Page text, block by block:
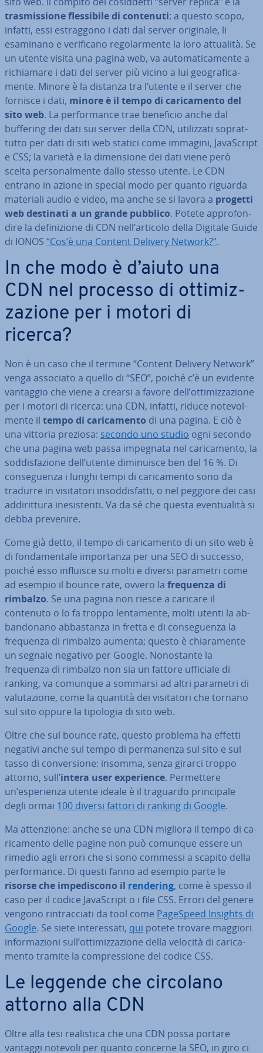
tra­smis­sio­ne fles­si­bi­le di contenuti: a questo scopo,
infatti, essi estrag­go­no i dati dal server originale, li
esaminano e ve­ri­fi­ca­no re­go­lar­men­te la loro attualità. Se
un utente visita una pagina web, va au­to­ma­ti­ca­men­te a
ri­chia­ma­re i dati del server più vicino a lui geo­gra­fi­ca­
men­te. Minore è la distanza tra l’utente e il server che
fornisce i dati, minore è il tempo di ca­ri­ca­men­to del
sito web. La per­for­man­ce trae beneficio anche dal
buffering dei dati sui server della CDN, uti­liz­za­ti so­prat­
tut­to per dati di siti web statici come immagini, Ja­va­Script
e CSS; la varietà e la di­men­sio­ne dei dati viene però
scelta per­so­nal­men­te dallo stesso utente. Le CDN
entrano in azione in special modo per quanto riguarda
materiali audio e video, ma anche se si lavora a progetti
web destinati a un grande pubblico. Potete ap­pro­fon­
di­re la de­fi­ni­zio­ne di CDN nell’articolo della Digitale Guide
di IONOS “Cos’è una Content Delivery Network?”.
In che modo è d’aiuto una
CDN nel processo di ot­ti­miz­
za­zio­ne per i motori di
ricerca?
Non è un caso che il termine “Content Delivery Network”
venga associato a quello di “SEO”, poiché c’è un evidente
vantaggio che viene a crearsi a favore dell’ot­ti­miz­za­zio­ne
per i motori di ricerca: una CDN, infatti, riduce no­te­vol­
men­te il tempo di ca­ri­ca­men­to di una pagina. E ciò è
una vittoria preziosa: secondo uno studio ogni secondo
che una pagina web passa impegnata nel ca­ri­ca­men­to, la
sod­di­sfa­zio­ne dell’utente di­mi­nui­sce ben del 16 %. Di
con­se­guen­za i lunghi tempi di ca­ri­ca­men­to sono da
tradurre in vi­si­ta­to­ri in­sod­di­sfat­ti, o nel peggiore dei casi
ad­di­rit­tu­ra ine­si­sten­ti. Va da sé che questa even­tua­li­tà si
debba prevenire.
Come già detto, il tempo di ca­ri­ca­men­to di un sito web è
di fon­da­men­ta­le im­por­tan­za per una SEO di successo,
poiché esso influisce su molti e diversi parametri come
ad esempio il bounce rate, ovvero la frequenza di
rimbalzo. Se una pagina non riesce a caricare il
contenuto o lo fa troppo len­ta­men­te, molti utenti la ab­
ban­do­na­no ab­ba­stan­za in fretta e di con­se­guen­za la
frequenza di rimbalzo aumenta; questo è chia­ra­men­te
un segnale negativo per Google. No­no­stan­te la
frequenza di rimbalzo non sia un fattore ufficiale di
ranking, va comunque a sommarsi ad altri parametri di
va­lu­ta­zio­ne, come la quantità dei vi­si­ta­to­ri che tornano
sul sito oppure la tipologia di sito web.
Oltre che sul bounce rate, questo problema ha effetti
negativi anche sul tempo di per­ma­nen­za sul sito e sul
tasso di con­ver­sio­ne: insomma, senza girarci troppo
attorno, sull’intera user ex­pe­rien­ce. Per­met­te­re
un’espe­rien­za utente ideale è il traguardo prin­ci­pa­le
degli ormai 100 diversi fattori di ranking di Google.
Ma at­ten­zio­ne: anche se una CDN migliora il tempo di ca­
ri­ca­men­to delle pagine non può comunque essere un
rimedio agli errori che si sono commessi a scapito della
per­for­man­ce. Di questi fanno ad esempio parte le
risorse che im­pe­di­sco­no il rendering, come è spesso il
caso per il codice Ja­va­Script o i file CSS. Errori del genere
vengono rin­trac­cia­ti da tool come PageSpeed Insights di
Google. Se siete in­te­res­sa­ti, qui potete trovare maggiori
in­for­ma­zio­ni sull’ot­ti­miz­za­zio­ne della velocità di ca­ri­ca­
men­to tramite la com­pres­sio­ne del codice CSS.
Le leggende che circolano
attorno alla CDN
Oltre alla tesi rea­li­sti­ca che una CDN possa portare
vantaggi notevoli per quanto concerne la SEO, in giro ci